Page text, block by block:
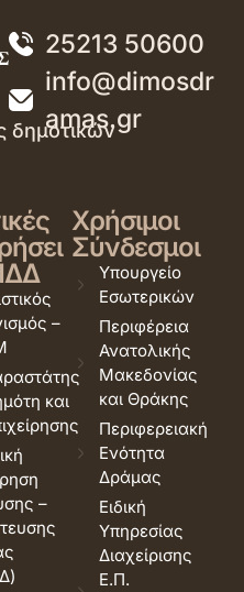
25213 50600
info@dimosdr
amas.gr
δημοτικών
–
και
–
Χρήσιμοι
Σύνδεσμοι
Υπουργείο
Εσωτερικών
Περιφέρεια
Ανατολικής
Μακεδονίας
και Θράκης
Περιφερειακή
Ενότητα
Δράμας
Ειδική
Υπηρεσίας
Διαχείρισης
Ε.Π.